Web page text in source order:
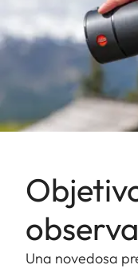
Una novedosa